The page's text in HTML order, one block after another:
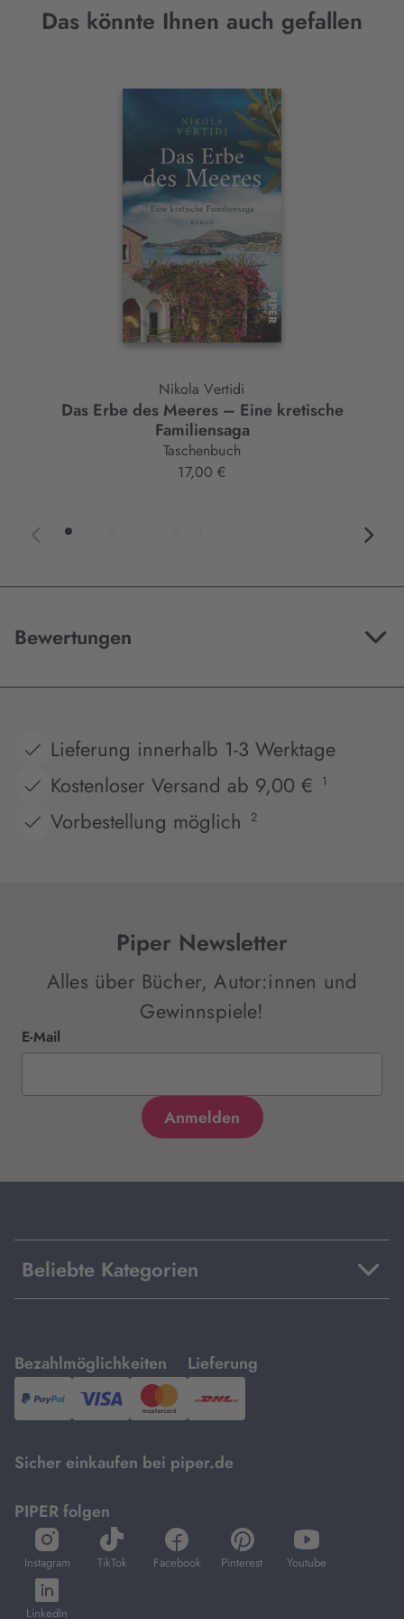
Das könnte Ihnen auch gefallen
Nikola Vertidi
Das Erbe des Meeres – Eine kretische
Familiensaga
Taschenbuch
17,00 €
Bewertungen
Lieferung innerhalb 1-3 Werktage
Kostenloser Versand ab 9,00 €
1
Vorbestellung möglich 2
Piper Newsletter
Alles über Bücher, Autor:innen und
Gewinnspiele!
E-Mail
Beliebte Kategorien
Bezahlmöglichkeiten
mit
PayPal,Visa
und
Lieferung
mit
DHL.
Sicher einkaufen bei piper.de
PIPER folgen
Instagram
öffnet
in
neuem
Tab
TikTok
öffnet
in
Facebook
öffnet
in
Pinterest
öffnet
in
Youtube
öffnet
in
LinkedIn
öffnet
in